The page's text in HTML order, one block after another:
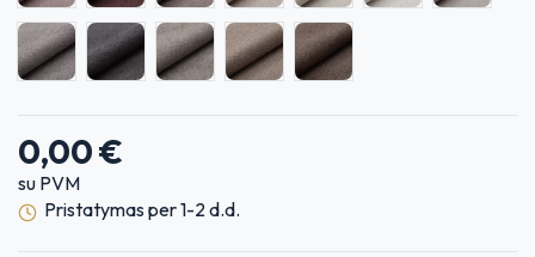
Bergen 15Bergen 16Bergen 17Bergen 18Bergen 19
0,00 €
su PVM
Pristatymas per 1-2 d.d.